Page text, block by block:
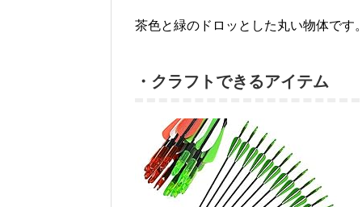
茶色と緑のドロッとした丸い物体です
・クラフトできるアイテム